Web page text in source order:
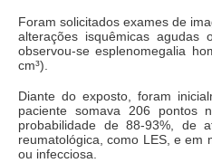
Foram solicitados exames de
alterações isquêmicas agudas
observou-se esplenomegalia
cm³).
Diante do exposto, foram
paciente somava 206 pontos
probabilidade de 88-93%, de
reumatológica, como LES, e em
ou infecciosa.